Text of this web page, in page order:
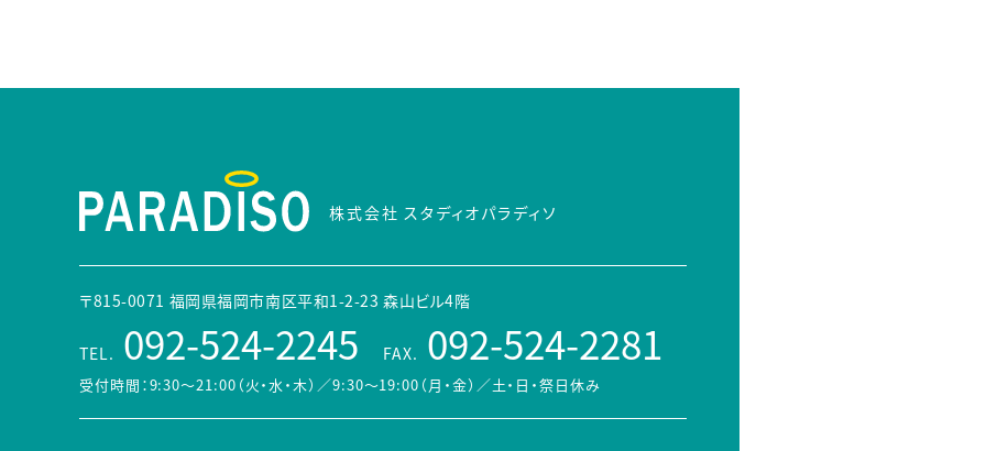
株式会社 スタディオパラディソ
〒815-0071 福岡県福岡市南区平和1-2-23 森山ビル4階
TEL. 092-524-2245 FAX. 092-524-2281
受付時間：9:30～21:00（火・水・木）／9:30～19:00（月・金） ／土・日・祭日休み